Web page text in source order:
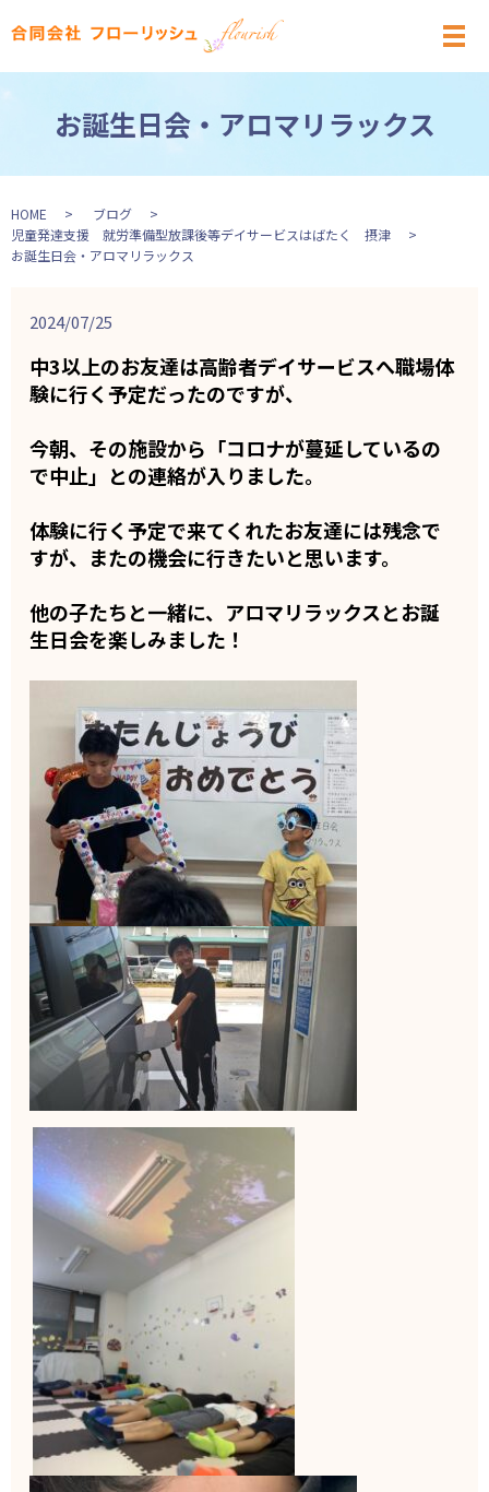
メ
お誕生日会・アロマリラックス
HOME
ブログ
児童発達支援 就労準備型放課後等デイサービスはばたく 摂津
お誕生日会・アロマリラックス
2024/07/25
中3以上のお友達は高齢者デイサービスへ職場体
験に行く予定だったのですが、
今朝、その施設から「コロナが蔓延しているの
で中止」との連絡が入りました。
体験に行く予定で来てくれたお友達には残念で
すが、またの機会に行きたいと思います。
他の子たちと一緒に、アロマリラックスとお誕
生日会を楽しみました！